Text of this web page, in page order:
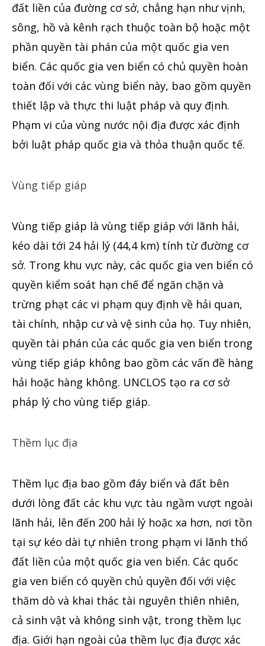
đất liền của đường cơ sở, chẳng hạn như vịnh,
sông, hồ và kênh rạch thuộc toàn bộ hoặc một
phần quyền tài phán của một quốc gia ven
biển. Các quốc gia ven biển có chủ quyền hoàn
toàn đối với các vùng biển này, bao gồm quyền
thiết lập và thực thi luật pháp và quy định.
Phạm vi của vùng nước nội địa được xác định
bởi luật pháp quốc gia và thỏa thuận quốc tế.
Vùng tiếp giáp
Vùng tiếp giáp là vùng tiếp giáp với lãnh hải,
kéo dài tới 24 hải lý (44,4 km) tính từ đường cơ
sở. Trong khu vực này, các quốc gia ven biển có
quyền kiểm soát hạn chế để ngăn chặn và
trừng phạt các vi phạm quy định về hải quan,
tài chính, nhập cư và vệ sinh của họ. Tuy nhiên,
quyền tài phán của các quốc gia ven biển trong
vùng tiếp giáp không bao gồm các vấn đề hàng
hải hoặc hàng không. UNCLOS tạo ra cơ sở
pháp lý cho vùng tiếp giáp.
Thềm lục địa
Thềm lục địa bao gồm đáy biển và đất bên
dưới lòng đất các khu vực tàu ngầm vượt ngoài
lãnh hải, lên đến 200 hải lý hoặc xa hơn, nơi tồn
tại sự kéo dài tự nhiên trong phạm vi lãnh thổ
đất liền của một quốc gia ven biển. Các quốc
gia ven biển có quyền chủ quyền đối với việc
thăm dò và khai thác tài nguyên thiên nhiên,
cả sinh vật và không sinh vật, trong thềm lục
địa. Giới hạn ngoài của thềm lục địa được xác